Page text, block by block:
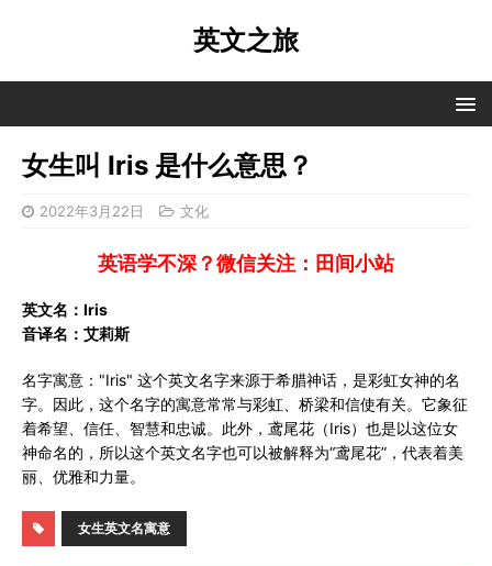
英文之旅
女生叫 Iris 是什么意思？
2022年3月22日 文化
英语学不深？微信关注：田间小站
英文名：Iris
音译名：艾莉斯
名字寓意："Iris" 这个英文名字来源于希腊神话，是彩虹女神的名
字。因此，这个名字的寓意常常与彩虹、桥梁和信使有关。它象征
着希望、信任、智慧和忠诚。此外，鸢尾花（Iris）也是以这位女
神命名的，所以这个英文名字也可以被解释为“鸢尾花”，代表着美
丽、优雅和力量。
女生英文名寓意